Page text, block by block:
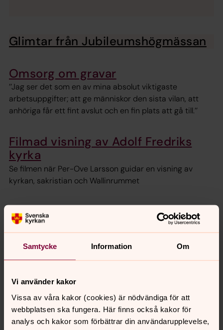
Samtycke Information Om
Vi använder kakor
Vissa av våra kakor (cookies) är nödvändiga för att
webbplatsen ska fungera. Här finns också kakor för
analys och kakor som förbättrar din användarupplevelse,
Glimtar från Jubileumshögmässan
Omsorg om gravar
’’Jag ser det som en av mina absolut viktigaste
arbetsuppgifter; att ge människor den sista vilan, att
anhöriga får ett fint avslut och en fin plats att gå till.’’
Filmad visning av Adolf Fredriks
kyrka
Se filmen när Per-Ove Larsson guidar en visning av
kyrkan, sakristian och Wallinrummet
Se filmen om körtorsdagarna här!
Gör vårt quiz här!
Diakoni förr och nu i vår församling
har både likheter och skillnader
Musiken har alltid haft en central